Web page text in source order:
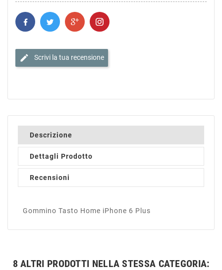
edit Scrivi la tua recensione
Descrizione
Dettagli Prodotto
Recensioni
Gommino Tasto Home iPhone 6 Plus
8 ALTRI PRODOTTI NELLA STESSA CATEGORIA: